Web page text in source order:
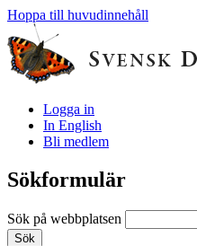
Hoppa till huvudinnehåll
Logga in
In English
Bli medlem
Sökformulär
Sök på webbplatsen